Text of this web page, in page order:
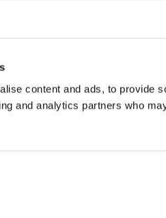
content and ads, to provide
and analytics partners who